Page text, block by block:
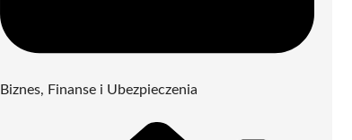
Biznes, Finanse i Ubezpieczenia